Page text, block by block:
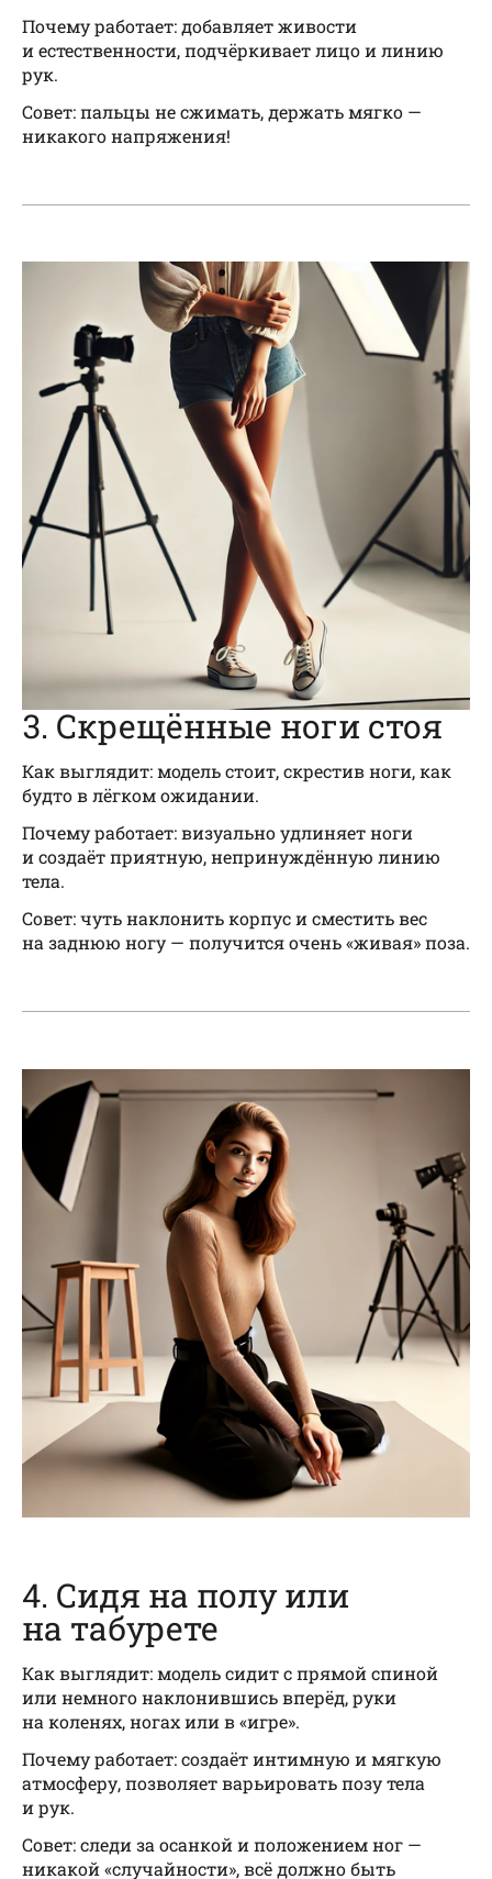
Почему работает: добавляет живости
и естественности, подчёркивает лицо и линию
рук.
Совет: пальцы не сжимать, держать мягко —
никакого напряжения!
3. Скрещённые ноги стоя
Как выглядит: модель стоит, скрестив ноги, как
будто в лёгком ожидании.
Почему работает: визуально удлиняет ноги
и создаёт приятную, непринуждённую линию
тела.
Совет: чуть наклонить корпус и сместить вес
на заднюю ногу — получится очень «живая» поза.
4. Сидя на полу или
на табурете
Как выглядит: модель сидит с прямой спиной
или немного наклонившись вперёд, руки
на коленях, ногах или в «игре».
Почему работает: создаёт интимную и мягкую
атмосферу, позволяет варьировать позу тела
и рук.
Совет: следи за осанкой и положением ног —
никакой «случайности», всё должно быть